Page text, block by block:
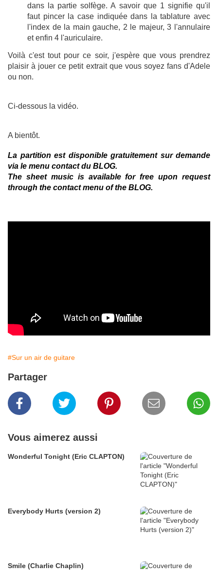
dans la partie solfège. A savoir que 1 signifie qu'il
faut pincer la case indiquée dans la tablature avec
l'index de la main gauche, 2 le majeur, 3 l'annulaire
et enfin 4 l'auriculaire.
Voilà c'est tout pour ce soir, j'espère que vous prendrez
plaisir à jouer ce petit extrait que vous soyez fans d'Adele
ou non.
Ci-dessous la vidéo.
A bientôt.
La partition est disponible gratuitement sur demande
via le menu contact du BLOG.
The sheet music is available for free upon request
through the contact menu of the BLOG.
#Sur un air de guitare
Partager
Vous aimerez aussi
Wonderful Tonight (Eric CLAPTON)
Everybody Hurts (version 2)
Smile (Charlie Chaplin)